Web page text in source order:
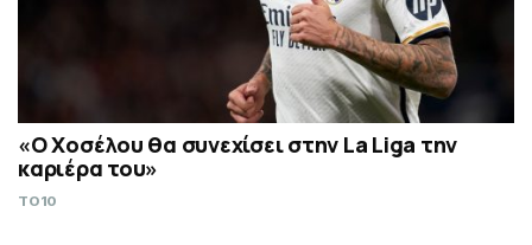
«Ο Χοσέλου θα συνεχίσει στην La Liga την
καριέρα του»
TO10